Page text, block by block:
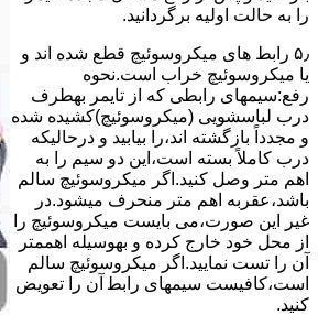
را به حالت اوﻟﯿﻪ برگردانید.
۵٫ رابط های ﻣﯿﮑﺮوﺳﻮﺋﯿﭻ ﻗﻄﻊ شده اند و
ﯾﺎ ﻣﯿﮑﺮوﺳﻮﺋﯿﭻ ﺧﺮاب اﺳﺖ.نحوه
رفع:سیمهای راﺑﻄﯽ ﮐﻪ از ﺗﺎﯾﻤﺮ بهطرف
درب لباسشویی (ﻣﯿﮑﺮوﺳﻮﺋﯿﭻ)کشیده شده
و مجدداً بازگشته اند،را ﺑﯿﺎﺑﯿﺪ و درحالیکه
درب کاملاً ﺑﺴﺘﻪ اﺳﺖ،اﯾﻦ دو ﺳﯿﻢ را ﺑﻪ
اﻫﻢ ﻣﺘﺮ وصل کنید.اﮔﺮ ﻣﯿﮑﺮوﺳﻮﺋﯿﭻ ﺳﺎﻟﻢ
ﺑﺎﺷﺪ،ﻋﻘﺮﺑﻪ اهم متر ﻣﻨﺤﺮف میشود.در
ﻏﯿﺮ اﯾﻦ ﺻﻮرت،می بایست ﻣﯿﮑﺮوﺳﻮﺋﯿﭻ را
از ﻣﺤﻞ خود ﺧﺎرج کرده و بهوسیله اهممتر
آن را ﺗﺴﺖ ﻧﻤﺎﯾﯿﺪ.اﮔﺮ ﻣﯿﮑﺮوﺳﻮﺋﯿﭻ ﺳﺎﻟﻢ
اﺳﺖ،ﮐﺎﻓﯿﺴﺖ سیمهای راﺑﻄ آن را ﺗﻌﻮﯾﺾ
کنید.